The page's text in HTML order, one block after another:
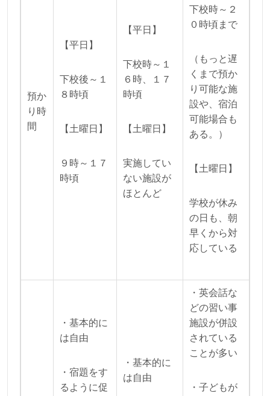
預か
り時
間
【平日】
下校後～１
８時頃
【土曜日】
９時～１７
時頃
【平日】
下校時～１
６時、１７
時頃
【土曜日】
実施してい
ない施設が
ほとんど
下校時～２
０時頃まで
（もっと遅
くまで預か
り可能な施
設や、宿泊
可能場合も
ある。）
【土曜日】
学校が休み
の日も、朝
早くから対
応している
・基本的に
は自由
・宿題をす
るように促
・基本的に
は自由
・英会話な
どの習い事
施設が併設
されている
ことが多い
・子どもが